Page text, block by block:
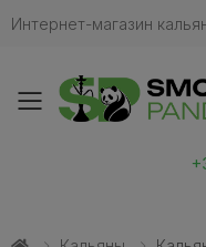
Интернет-магазин
Toggle